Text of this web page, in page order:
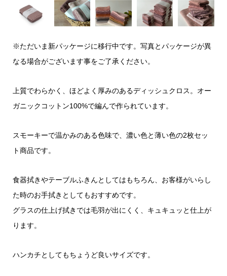
※ただいま新パッケージに移行中です。写真とパッケージが異
なる場合がございます事をご了承ください。
上質でわらかく、ほどよく厚みのあるディッシュクロス。オー
ガニックコットン100%で編んで作られています。
スモーキーで温かみのある色味で、濃い色と薄い色の2枚セッ
ト商品です。
食器拭きやテーブルふきんとしてはもちろん、お客様がいらし
た時のお手拭きとしてもおすすめです。
グラスの仕上げ拭きでは毛羽が出にくく、キュキュッと仕上が
ります。
ハンカチとしてもちょうど良いサイズです。